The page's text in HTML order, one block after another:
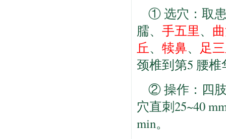
① 选穴：取
臑、 手五里、
丘、 犊鼻、 足
颈椎到第5 腰
② 操作：四肢
穴直刺25~40
min。